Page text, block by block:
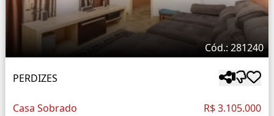
Cód.: 281240
PERDIZES
Casa Sobrado R$ 3.105.000